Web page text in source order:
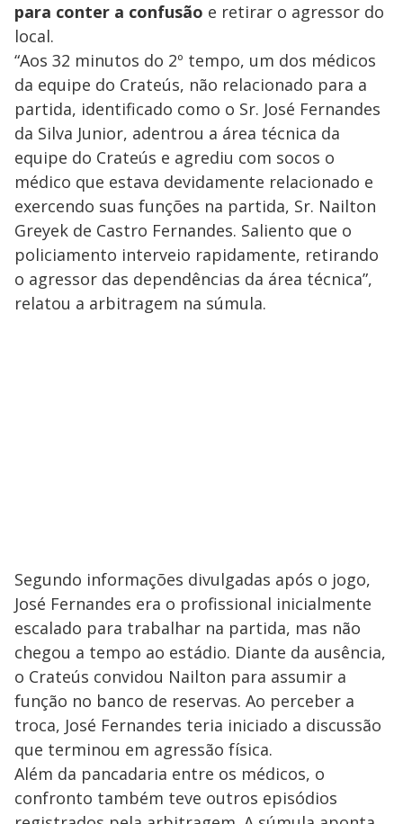
para conter a confusão e retirar o agressor do
local.
“Aos 32 minutos do 2º tempo, um dos médicos
da equipe do Crateús, não relacionado para a
partida, identificado como o Sr. José Fernandes
da Silva Junior, adentrou a área técnica da
equipe do Crateús e agrediu com socos o
médico que estava devidamente relacionado e
exercendo suas funções na partida, Sr. Nailton
Greyek de Castro Fernandes. Saliento que o
policiamento interveio rapidamente, retirando
o agressor das dependências da área técnica”,
relatou a arbitragem na súmula.
Segundo informações divulgadas após o jogo,
José Fernandes era o profissional inicialmente
escalado para trabalhar na partida, mas não
chegou a tempo ao estádio. Diante da ausência,
o Crateús convidou Nailton para assumir a
função no banco de reservas. Ao perceber a
troca, José Fernandes teria iniciado a discussão
que terminou em agressão física.
Além da pancadaria entre os médicos, o
confronto também teve outros episódios